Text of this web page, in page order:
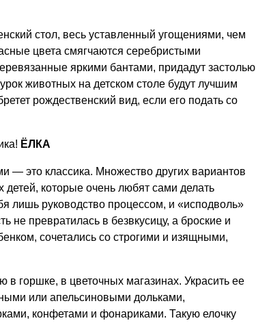
стол, весь уставленный угощениями, чем
цвета смягчаются серебристыми
яркими бантами, придадут застолью
животных на детском столе будут лучшим
рождественский вид, если его подать со
ЁЛКА
это классика. Множество других вариантов
которые очень любят сами делать
лишь руководство процессом, и «исподволь»
не превратилась в безвкусицу, а броские и
сочетались со строгими и изящными,
горшке, в цветочных магазинах. Украсить ее
или апельсиновыми дольками,
конфетами и фонариками. Такую елочку